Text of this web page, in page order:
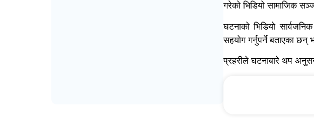
गरेको भिडियो सामाजिक
घटनाको भिडियो
सहयोग गर्नुपर्ने बताएका
प्रहरीले घटनाबारे थप